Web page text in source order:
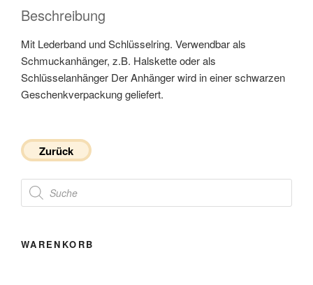
Beschreibung
Mit Lederband und Schlüsselring. Verwendbar als
Schmuckanhänger, z.B. Halskette oder als
Schlüsselanhänger Der Anhänger wird in einer schwarzen
Geschenkverpackung geliefert.
Zurück
Products
search
WARENKORB